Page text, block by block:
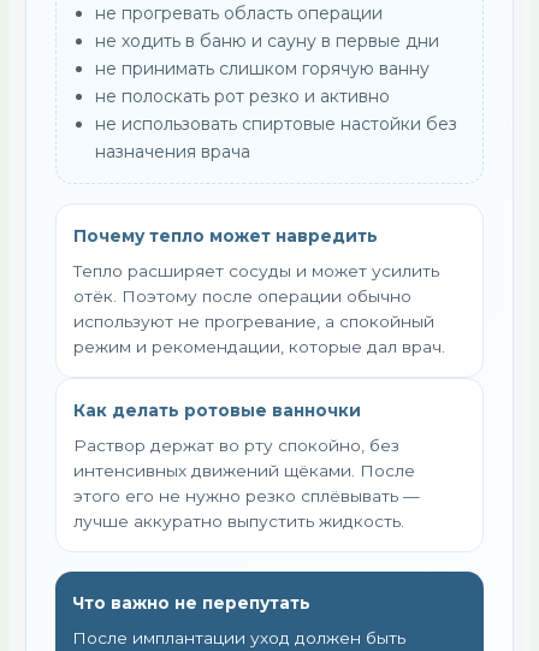
не прогревать область операции
не ходить в баню и сауну в первые дни
не принимать слишком горячую ванну
не полоскать рот резко и активно
не использовать спиртовые настойки без
назначения врача
Почему тепло может навредить
Тепло расширяет сосуды и может усилить
отёк. Поэтому после операции обычно
используют не прогревание, а спокойный
режим и рекомендации, которые дал врач.
Как делать ротовые ванночки
Раствор держат во рту спокойно, без
интенсивных движений щёками. После
этого его не нужно резко сплёвывать —
лучше аккуратно выпустить жидкость.
Что важно не перепутать
После имплантации уход должен быть